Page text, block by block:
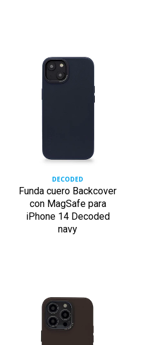
DECODED
Funda cuero Backcover
con MagSafe para
iPhone 14 Decoded
navy